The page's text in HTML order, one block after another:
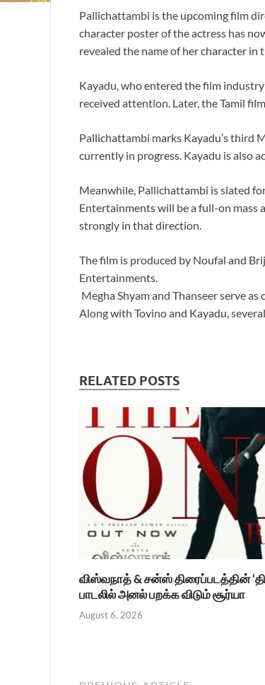
Pallichattambi is the upcoming film
character poster of the actress has
revealed the name of her character in
Kayadu, who entered the film
received attention. Later, the Tamil
Pallichattambi marks Kayadu’s third
currently in progress. Kayadu is also
Meanwhile, Pallichattambi is slated
Entertainments will be a full-on mass
strongly in that direction.
The film is produced by Noufal and
Entertainments.
Megha Shyam and Thanseer serve
Along with Tovino and Kayadu,
RELATED POSTS
விஸ்வநாத் & சன்ஸ் திரைப்படத்தின்
பாடலில் அனல் பறக்க விடும் சூர்யா
August 6, 2026